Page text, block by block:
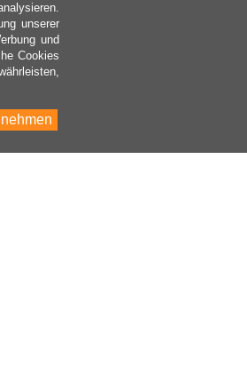
unserer
und
Cookies